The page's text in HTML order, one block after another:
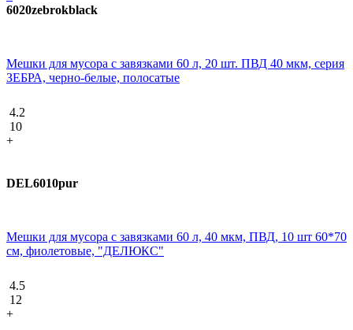
6020zebrokblack
Мешки для мусора с завязками 60 л, 20 шт. ПВД 40 мкм, серия
ЗЕБРА, черно-белые, полосатые
4.2
10
+
DEL6010pur
Мешки для мусора с завязками 60 л, 40 мкм, ПВД, 10 шт 60*70
см, фиолетовые, "ДЕЛЮКС"
4.5
12
+